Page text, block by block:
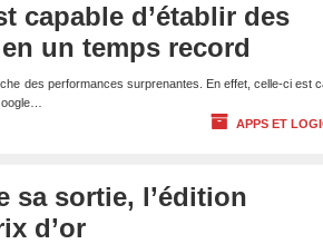
capable d’établir des
un temps record
des performances surprenantes. En effet, celle-ci est
APPS ET
sa sortie, l’édition
d’or